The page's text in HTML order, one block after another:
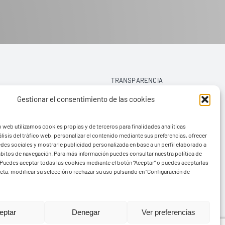
Gestionar el consentimiento de las cookies
web utilizamos cookies propias y de terceros para finalidades analíticas
del tráfico web, personalizar el contenido mediante sus preferencias, ofrecer
sociales y mostrarle publicidad personalizada en base a un perfil elaborado a
de navegación. Para más información puedes consultar nuestra política de
Puedes aceptar todas las cookies mediante el botón “Aceptar” o puedes aceptarlas
modificar su selección o rechazar su uso pulsando en “Configuración de
Denegar Ver preferencias
TRANSPARENCIA
AVISO LEGAL
POLÍTICA DE PRIVACIDAD
POLÍTICA DE COOKIES (UE)